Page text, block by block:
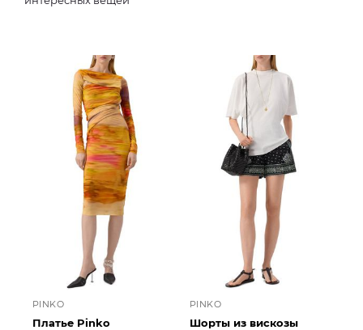
PINKO
Платье Pinko
PINKO
Шорты из вискозы